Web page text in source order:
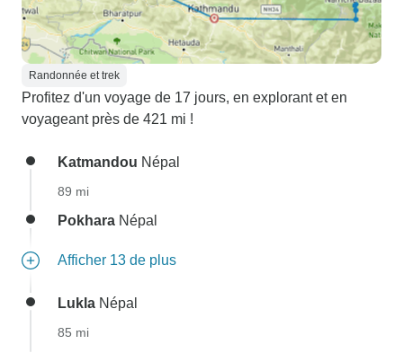
Randonnée et trek
Profitez d'un voyage de 17 jours, en explorant et en
voyageant près de 421 mi !
Katmandou Népal
89 mi
Pokhara Népal
Afficher 13 de plus
Lukla Népal
85 mi